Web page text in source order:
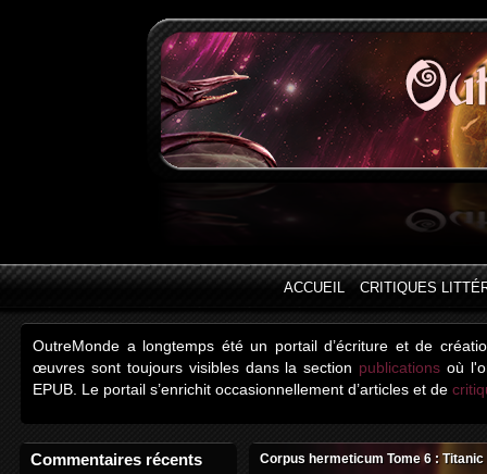
ACCUEIL CRITIQUES
Corpus hermeticum Tome 6 : Titanic
Commentaires récents
OutreMonde a longtemps été un portail d’écriture et de
œuvres sont toujours visibles dans la section publications où
EPUB. Le portail s’enrichit occasionnellement d’articles et de